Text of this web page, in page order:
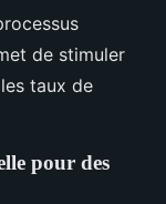
de stimuler
taux de
pour des